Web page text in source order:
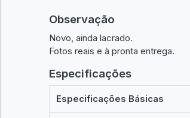
Observação
Novo, ainda lacrado.
Fotos reais e à pronta entrega.
Especificações
Especificações Básicas